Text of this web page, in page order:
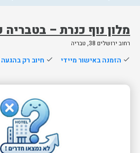
מלון נוף כנרת –
רחוב ירושלים 38, טבריה
done הזמנה באישור מיידי done חיוב רק בהגעה
שלח